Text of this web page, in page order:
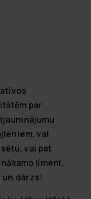
par
vai
vai pat
līmeni,
un dārzs!